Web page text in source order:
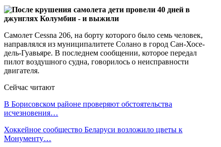
Самолет Cessna 206, на борту которого было семь человек,
направлялся из муниципалитете Солано в город Сан-Хосе-
дель-Гуавьяре. В последнем сообщении, которое передал
пилот воздушного судна, говорилось о неисправности
двигателя.
Сейчас читают
В Борисовском районе проверяют обстоятельства
исчезновения…
Хоккейное сообщество Беларуси возложило цветы к
Монументу…